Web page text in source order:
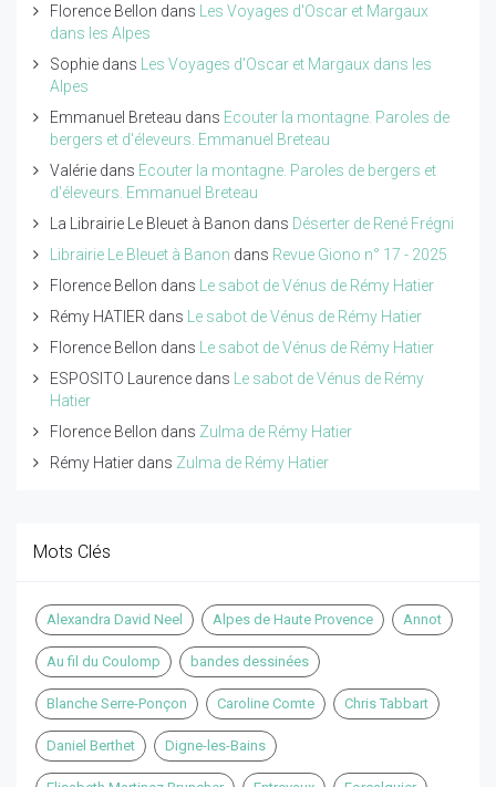
Florence Bellon dans
Les Voyages d'Oscar et Margaux
dans les Alpes
Sophie dans
Les Voyages d'Oscar et Margaux dans les
Alpes
Emmanuel Breteau dans Ecouter la montagne. Paroles de
bergers et d'éleveurs. Emmanuel Breteau
Valérie dans Ecouter la montagne. Paroles de bergers et
d'éleveurs. Emmanuel Breteau
La Librairie Le Bleuet à Banon dans Déserter de René Frégni
Librairie Le Bleuet à Banon dans Revue Giono n° 17 - 2025
Florence Bellon dans
Le sabot de Vénus de Rémy Hatier
Rémy HATIER dans
Le sabot de Vénus de Rémy Hatier
Florence Bellon dans
Le sabot de Vénus de Rémy Hatier
ESPOSITO Laurence dans
Le sabot de Vénus de Rémy
Hatier
Florence Bellon dans Zulma de Rémy Hatier
Rémy Hatier dans Zulma de Rémy Hatier
Mots Clés
Alexandra David Neel Alpes de Haute Provence Annot
Au fil du Coulomp bandes dessinées
Blanche Serre-Ponçon Caroline Comte Chris Tabbart
Daniel Berthet Digne-les-Bains